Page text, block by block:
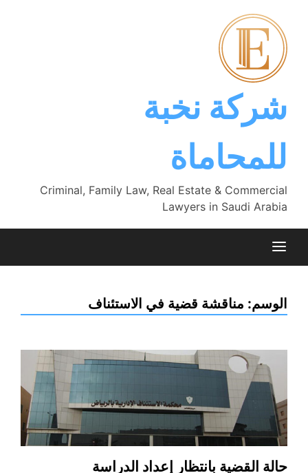
content
شركة نخبة
للمحاماة
Criminal, Family Law, Real Estate & Commercial
Lawyers in Saudi Arabia
الوسم: مناقشة قضية في الاستئناف
حالة القضية بانتظار إعداد الدراسة